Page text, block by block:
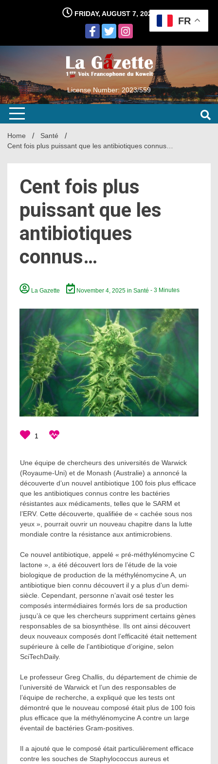
FRIDAY, AUGUST 7, 2026
License Number: 2023/559
Home
Santé
Cent fois plus puissant que les antibiotiques connus…
Cent fois plus
puissant que les
antibiotiques
connus…
La Gazette November 4, 2025inSanté - 3 Minutes
1
Une équipe de chercheurs des universités de Warwick
(Royaume-Uni) et de Monash (Australie) a annoncé la
découverte d’un nouvel antibiotique 100 fois plus efficace
que les antibiotiques connus contre les bactéries
résistantes aux médicaments, telles que le SARM et
l’ERV. Cette découverte, qualifiée de « cachée sous nos
yeux », pourrait ouvrir un nouveau chapitre dans la lutte
mondiale contre la résistance aux antimicrobiens.
Ce nouvel antibiotique, appelé « pré-méthylénomycine C
lactone », a été découvert lors de l’étude de la voie
biologique de production de la méthylénomycine A, un
antibiotique bien connu découvert il y a plus d’un demi-
siècle. Cependant, personne n’avait osé tester les
composés intermédiaires formés lors de sa production
jusqu’à ce que les chercheurs suppriment certains gènes
responsables de sa biosynthèse. Ils ont ainsi découvert
deux nouveaux composés dont l’efficacité était nettement
supérieure à celle de l’antibiotique d’origine, selon
SciTechDaily.
Le professeur Greg Challis, du département de chimie de
l’université de Warwick et l’un des responsables de
l’équipe de recherche, a expliqué que les tests ont
démontré que le nouveau composé était plus de 100 fois
plus efficace que la méthylénomycine A contre un large
éventail de bactéries Gram-positives.
Il a ajouté que le composé était particulièrement efficace
contre les souches de Staphylococcus aureus et
FR